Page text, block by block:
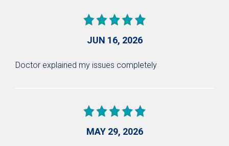
JUN 16, 2026
Doctor explained my issues completely
MAY 29, 2026